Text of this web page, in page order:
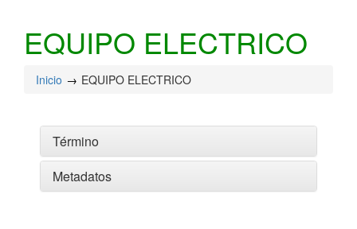
EQUIPO ELECTRICO
Inicio EQUIPO ELECTRICO
Término
Metadatos